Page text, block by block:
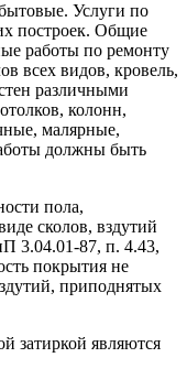
Услуги по
построек. Общие
работы по ремонту
всех видов, кровель,
различными
колонн,
малярные,
должны быть
пола,
сколов, вздутий
3.04.01-87, п. 4.43,
покрытия не
приподнятых
затиркой являются